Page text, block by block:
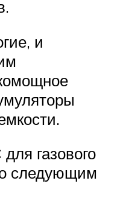
и
газового
следующим